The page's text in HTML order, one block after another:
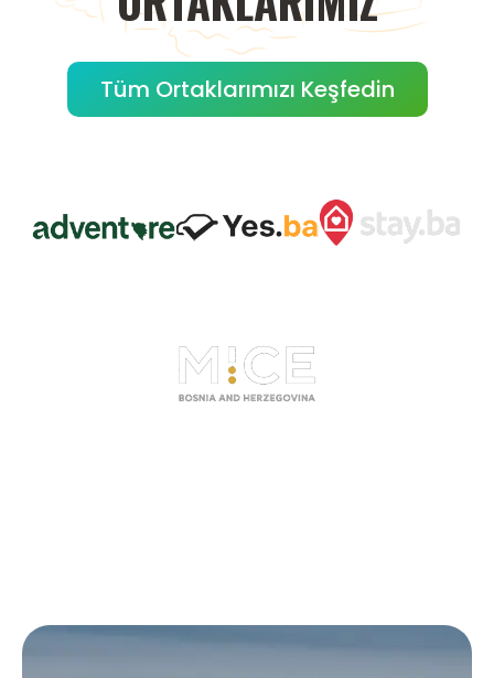
Tüm Ortaklarımızı Keşfedin